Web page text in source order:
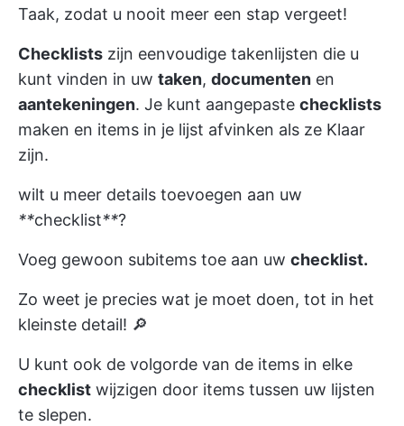
Taak, zodat u nooit meer een stap vergeet!
Checklists zijn eenvoudige takenlijsten die u
kunt vinden in uw taken, documenten en
aantekeningen. Je kunt aangepaste checklists
maken en items in je lijst afvinken als ze Klaar
zijn.
wilt u meer details toevoegen aan uw
**checklist**?
Voeg gewoon subitems toe aan uw checklist.
Zo weet je precies wat je moet doen, tot in het
kleinste detail! 🔎
U kunt ook de volgorde van de items in elke
checklist wijzigen door items tussen uw lijsten
te slepen.